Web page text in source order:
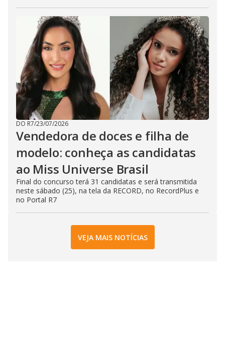
DO R7/23/07/2026
Vendedora de doces e filha de
modelo: conheça as candidatas
ao Miss Universe Brasil
Final do concurso terá 31 candidatas e será transmitida
neste sábado (25), na tela da RECORD, no RecordPlus e
no Portal R7
VEJA MAIS NOTÍCIAS